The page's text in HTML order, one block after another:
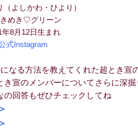
（よしかわ・ひより）
めき♡グリーン
年8月12日生まれ
式Instagram
になる方法を教えてくれた超とき宣
宣のメンバーについてさらに深掘
の回答もぜひチェックしてね